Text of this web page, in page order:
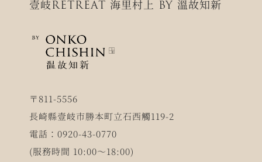
壹岐RETREAT 海里村上 BY 溫故知新
〒811-5556
長崎縣壹岐市勝本町立石西觸119-2
電話：0920-43-0770
(服務時間 10:00～18:00)